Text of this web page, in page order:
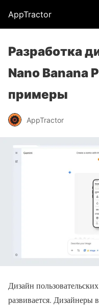
AppTractor
Разработка
Nano Banana
примеры
AppTractor
Дизайн
развивается. Дизайнеры